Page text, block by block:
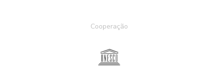
Cooperação